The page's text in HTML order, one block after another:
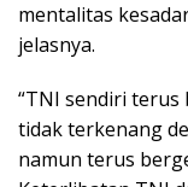
mentalitas
jelasnya.
“TNI sendiri
tidak terkenang
namun terus